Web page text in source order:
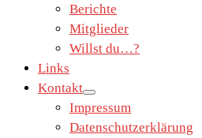
Berichte
Mitglieder
Willst du…?
Links
Kontakt
Impressum
Datenschutzerklärung